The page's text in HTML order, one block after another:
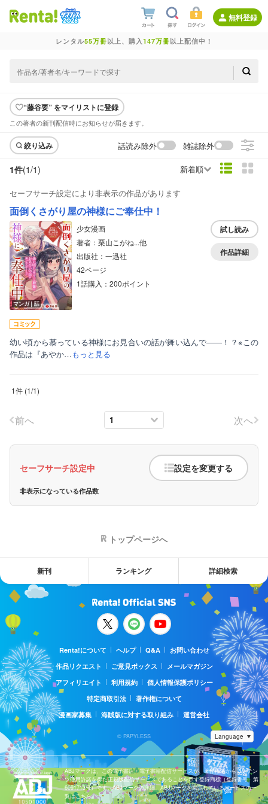
無料登録
レンタル55万冊以上、購入147万冊以上配信中！
“藤谷要” をマイリストに登録
この著者の新刊配信時にお知らせが届きます。
絞り込み 話読み除外 雑誌除外
1件(1/1) 新着順
セーフサーチ設定により非表示の作品があります
面倒くさがり屋の神様にご奉仕中！
マンガ｜話
少女漫画
著者：栗山こがね...他
出版社：一迅社
42ページ
1話購入：200ポイント
試し読み
作品詳細
幼い頃から慕っている神様にお見合いの話が舞い込んで――！？※この
作品は『あやか…もっと見る
1件 (1/1)
前へ 次へ
セーフサーチ設定中 設定を変更する
非表示になっている作品数
トップページへ
新刊 ランキング 詳細検索
Renta!について ヘルプ Q&A
お問い合わせ
作品リクエスト
ご意見ボックス
メールマガジン
アフィリエイト
利用規約
個人情報保護ポリシー
特定商取引法
著作権について
漫画家募集
海賊版に対する取り組み 運営会社
© PAPYLESS
ABJマークは、この電子書店・電子書籍配信サービスが、著作権者からコンテン
ツ使用許諾を得た正規版配信サービスであることを示す登録商標（登録番号 第
6091713号）です。ABJマークの詳細、ABJマークを掲示しているサービスの一
覧はこちら。